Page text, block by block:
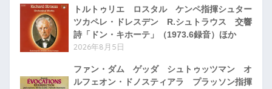
トルトゥリエ ロスタル ケンペ指揮シュター
ツカペレ・ドレスデン R.シュトラウス 交響
詩「ドン・キホーテ」（1973.6録音）ほか
2026年8月5日
ファン・ダム ゲッダ シュトゥッツマン オ
ルフェオン・ドノスティアラ プラッソン指揮